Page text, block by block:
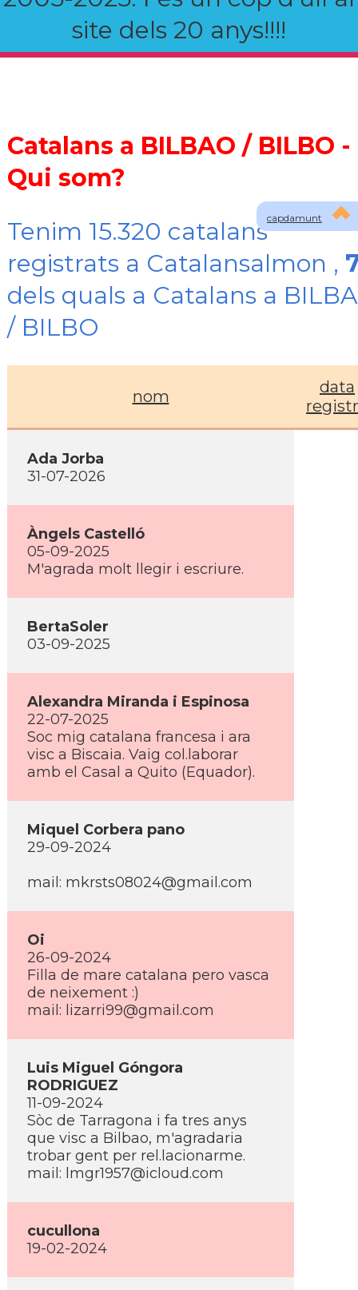
site dels 20 anys!!!!
capdamunt
Catalans a BILBAO / BILBO -
Qui som?
Tenim 15.320 catalans
registrats a Catalansalmon ,
dels quals a Catalans a
/ BILBO
nom
data
Ada Jorba
31-07-2026
Àngels Castelló
05-09-2025
M'agrada molt llegir i escriure.
BertaSoler
03-09-2025
Alexandra Miranda i Espinosa
22-07-2025
Soc mig catalana francesa i ara
visc a Biscaia. Vaig col.laborar
amb el Casal a Quito (Equador).
Miquel Corbera pano
29-09-2024
mail: mkrsts08024@gmail.com
Oi
26-09-2024
Filla de mare catalana pero vasca
de neixement :)
mail: lizarri99@gmail.com
Luis Miguel Góngora
RODRIGUEZ
11-09-2024
Sòc de Tarragona i fa tres anys
que visc a Bilbao, m'agradaria
trobar gent per rel.lacionarme.
mail: lmgr1957@icloud.com
cucullona
19-02-2024